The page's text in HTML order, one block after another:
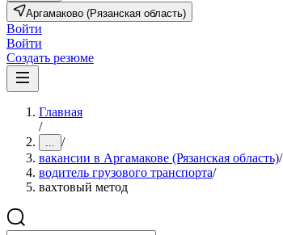
Аргамаково (Рязанская область)
Войти
Войти
Создать резюме
Главная
/
... /
вакансии в Аргамакове (Рязанская область)/
водитель грузового транспорта/
вахтовый метод